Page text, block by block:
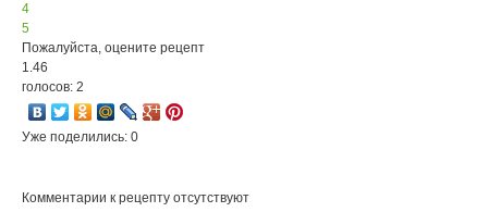
4
5
Пожалуйста, оцените рецепт
1.46
голосов: 2
Уже поделились: 0
Комментарии к рецепту отсутствуют